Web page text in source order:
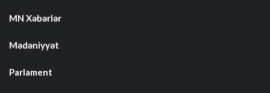
MN Xəbərlər
Mədəniyyət
Parlament